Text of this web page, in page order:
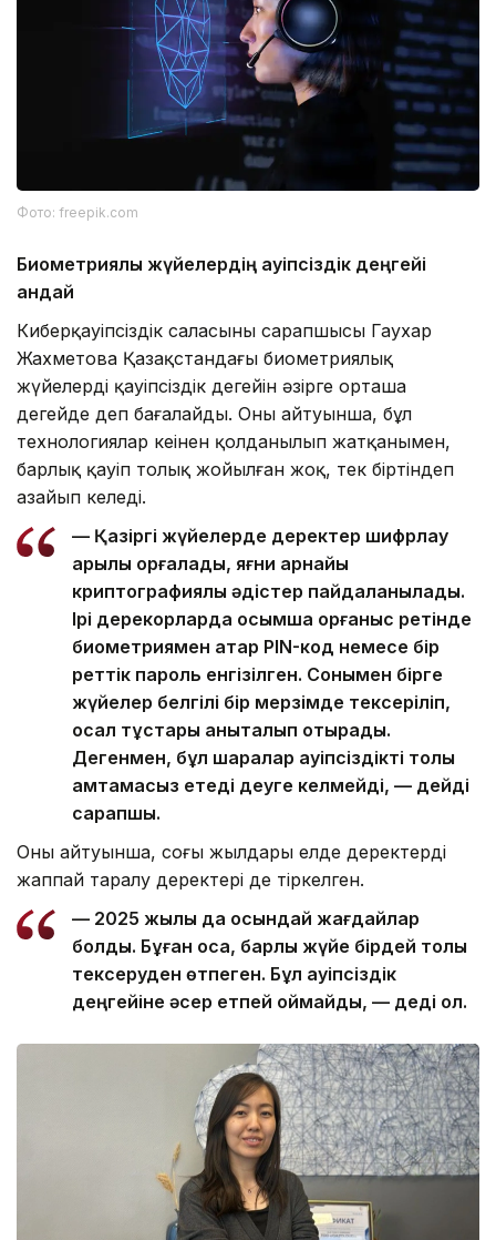
Фото: freepik.com
Биометриялық жүйелердің қауіпсіздік деңгейі
қандай
Киберқауіпсіздік саласының сарапшысы Гаухар
Жахметова Қазақстандағы биометриялық
жүйелердің қауіпсіздік деңгейін әзірге орташа
деңгейде деп бағалайды. Оның айтуынша, бұл
технологиялар кеңінен қолданылып жатқанымен,
барлық қауіп толық жойылған жоқ, тек біртіндеп
азайып келеді.
— Қазіргі жүйелерде деректер шифрлау
арқылы қорғалады, яғни арнайы
криптографиялық әдістер пайдаланылады.
Ірі дерекқорларда қосымша қорғаныс ретінде
биометриямен қатар PIN-код немесе бір
реттік пароль енгізілген. Сонымен бірге
жүйелер белгілі бір мерзімде тексеріліп,
осал тұстары анықталып отырады.
Дегенмен, бұл шаралар қауіпсіздікті толық
қамтамасыз етеді деуге келмейді, — дейді
сарапшы.
Оның айтуынша, соңғы жылдары елде деректердің
жаппай таралу деректері де тіркелген.
— 2025 жылы да осындай жағдайлар
болды. Бұған қоса, барлық жүйе бірдей толық
тексеруден өтпеген. Бұл қауіпсіздік
деңгейіне әсер етпей қоймайды, — деді ол.